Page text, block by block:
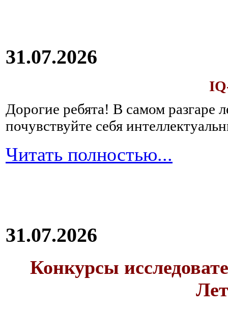
31.07.2026
Дорогие ребята! В самом разгаре
почувствуйте себя
Читать полностью...
31.07.2026
Конкурсы